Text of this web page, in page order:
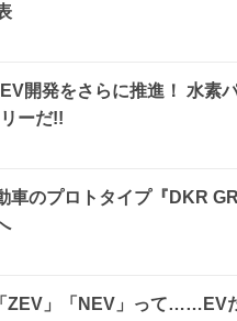
開発をさらに推進！ 水素
ーだ!!
車のプロトタイプ『DKR
ZEV」「NEV」って……EV